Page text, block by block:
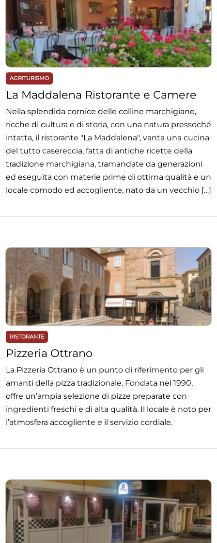
AGRITURISMO
La Maddalena Ristorante e Camere
Nella splendida cornice delle colline marchigiane,
ricche di cultura e di storia, con una natura pressoché
intatta, il ristorante ″La Maddalena″, vanta una cucina
del tutto casereccia, fatta di antiche ricette della
tradizione marchigiana, tramandate da generazioni
ed eseguita con materie prime di ottima qualità e un
locale comodo ed accogliente, nato da un vecchio […]
RISTORANTE
Pizzeria Ottrano
La Pizzeria Ottrano è un punto di riferimento per gli
amanti della pizza tradizionale. Fondata nel 1990,
offre un’ampia selezione di pizze preparate con
ingredienti freschi e di alta qualità. Il locale è noto per
l’atmosfera accogliente e il servizio cordiale.